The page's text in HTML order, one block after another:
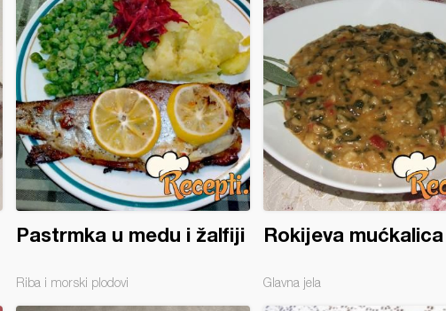
Pastrmka u medu i žalfiji
Riba i morski plodovi
Rokijeva mućkalica
Glavna jela